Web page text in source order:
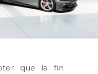
que la fin